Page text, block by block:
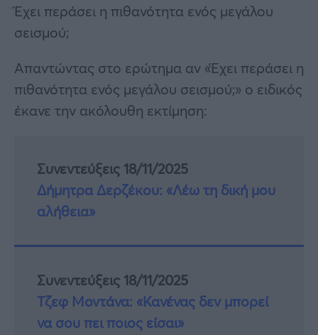
Έχει περάσει η πιθανότητα ενός μεγάλου
σεισμού;
Απαντώντας στο ερώτημα αν «Έχει περάσει η
πιθανότητα ενός μεγάλου σεισμού;» ο ειδικός
έκανε την ακόλουθη εκτίμηση:
Συνεντεύξεις 18/11/2025
Δήμητρα Δερζέκου: «Λέω τη δική μου
αλήθεια»
Συνεντεύξεις 18/11/2025
Τζεφ Μοντάνα: «Κανένας δεν μπορεί
να σου πει ποιος είσαι»